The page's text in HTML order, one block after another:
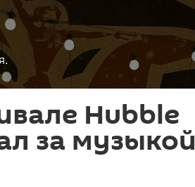
Hubble
за музыкой